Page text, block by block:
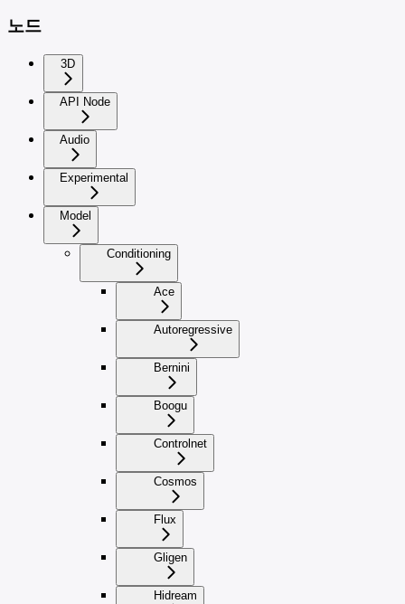
노드
3D
API Node
Audio
Experimental
Model
Conditioning
Ace
Autoregressive
Bernini
Boogu
Controlnet
Cosmos
Flux
Gligen
Hidream